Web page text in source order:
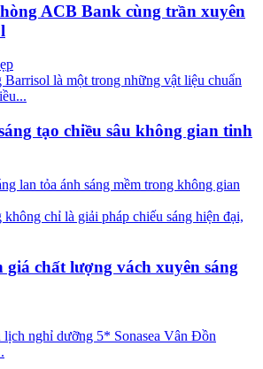
ACB Bank cùng trần xuyên
Barrisol là một trong những vật liệu chuẩn
tạo chiều sâu không gian tinh
không chỉ là giải pháp chiếu sáng hiện đại,
giá chất lượng vách xuyên sáng
lịch nghỉ dưỡng 5* Sonasea Vân Đồn